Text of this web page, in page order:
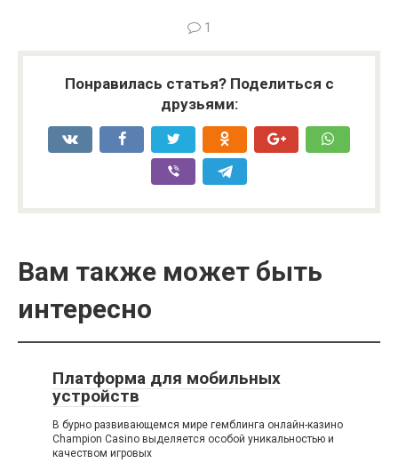
1
Понравилась статья? Поделиться с
друзьями:
Вам также может быть
интересно
Платформа для мобильных
устройств
В бурно развивающемся мире гемблинга онлайн-казино
Champion Casino выделяется особой уникальностью и
качеством игровых